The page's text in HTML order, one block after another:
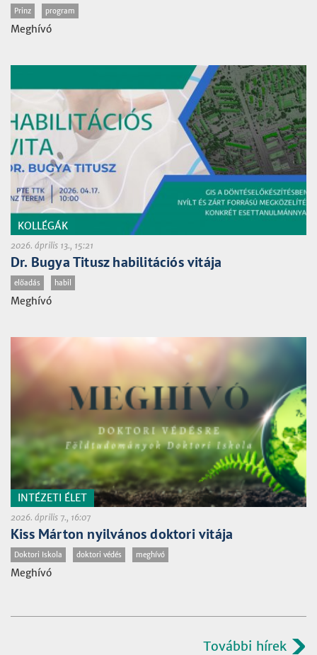
Prinz program
Meghívó
KOLLÉGÁK
2026. április 13., 15:21
Dr. Bugya Titusz habilitációs vitája
előadás habil
Meghívó
INTÉZETI ÉLET
2026. április 7., 16:07
Kiss Márton nyilvános doktori vitája
Doktori Iskola doktori védés meghívó
Meghívó
További hírek